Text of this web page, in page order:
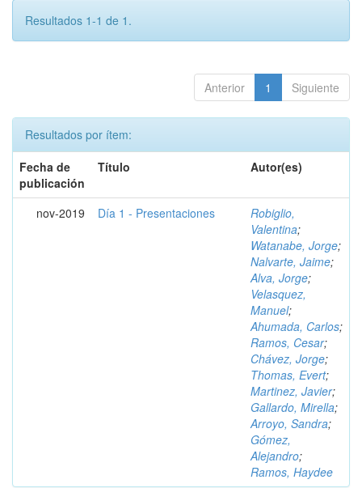
Resultados 1-1 de 1.
Anterior 1 Siguiente
Resultados por ítem:
Fecha de
publicación
Título Autor(es)
nov-2019 Día 1 - Presentaciones
Robiglio,
Valentina;
Watanabe, Jorge;
Nalvarte, Jaime;
Alva, Jorge;
Velasquez,
Manuel;
Ahumada, Carlos;
Ramos, Cesar;
Chávez, Jorge;
Thomas, Evert;
Martinez, Javier;
Gallardo, Mirella;
Arroyo, Sandra;
Gómez,
Alejandro;
Ramos, Haydee